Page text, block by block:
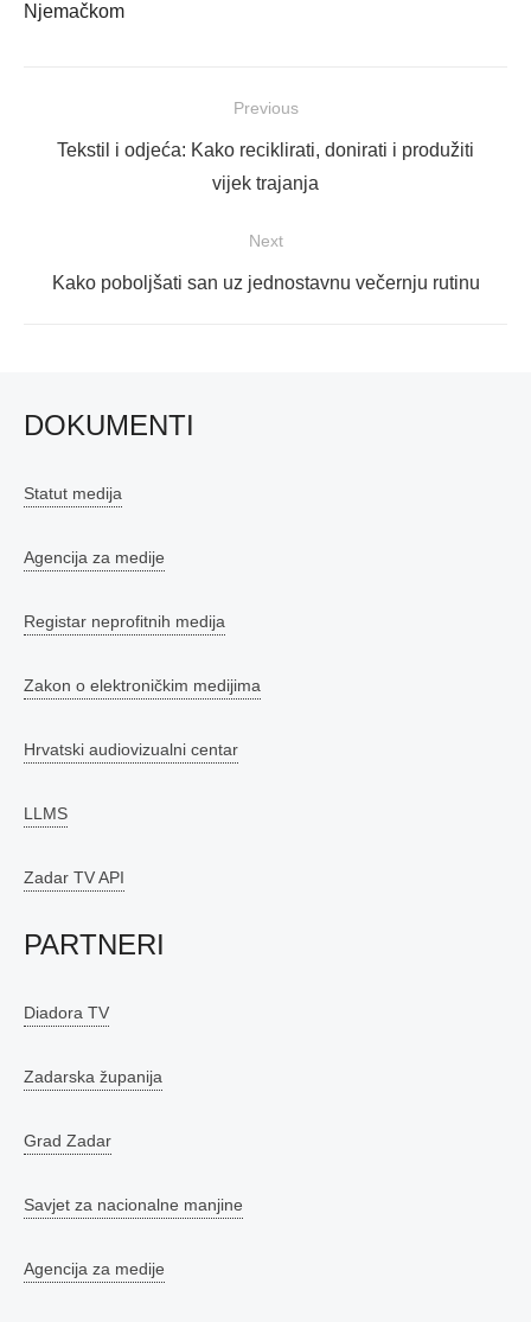
Njemačkom
objava
Previous
Previous
Tekstil i odjeća: Kako reciklirati, donirati i produžiti
vijek trajanja
Next
Next
Kako poboljšati san uz jednostavnu večernju rutinu
DOKUMENTI
Statut medija
Agencija za medije
Registar neprofitnih medija
Zakon o elektroničkim medijima
Hrvatski audiovizualni centar
LLMS
Zadar TV API
PARTNERI
Diadora TV
Zadarska županija
Grad Zadar
Savjet za nacionalne manjine
Agencija za medije